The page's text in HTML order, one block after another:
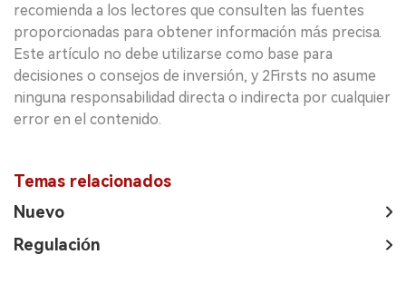
recomienda a los lectores que consulten las fuentes
proporcionadas para obtener información más precisa.
Este artículo no debe utilizarse como base para
decisiones o consejos de inversión, y 2Firsts no asume
ninguna responsabilidad directa o indirecta por cualquier
error en el contenido.
Temas relacionados
Nuevo
Regulación